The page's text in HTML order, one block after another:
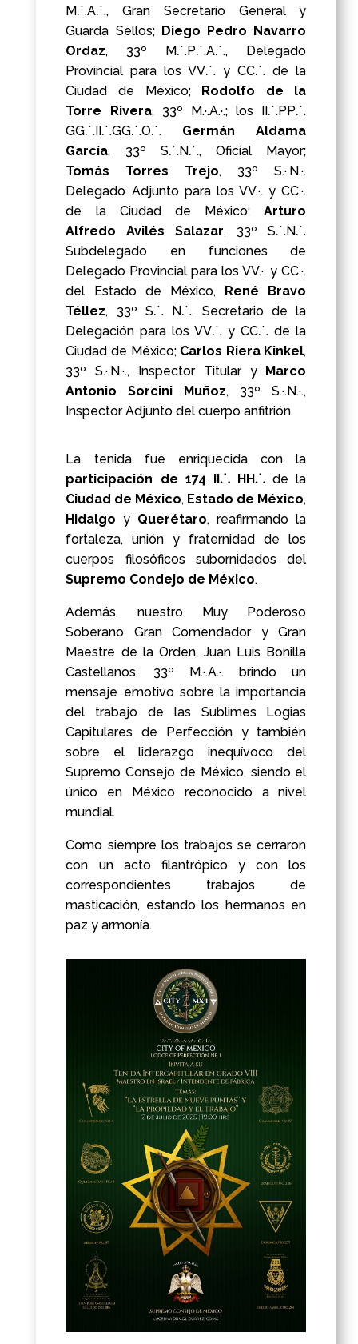
M⸫A⸫, Gran Secretario General y
Guarda Sellos; Diego Pedro Navarro
Ordaz, 33º M⸫P⸫A⸫, Delegado
Provincial para los VV⸫ y CC⸫ de la
Ciudad de México;
Rodolfo de la
Torre Rivera, 33º M.·.A.·.; los
II⸫PP⸫
GG⸫II⸫GG⸫O⸫ Germán Aldama
García, 33º S⸫N⸫, Oficial Mayor;
Tomás Torres Trejo, 33º S.·.N.·.
Delegado Adjunto para los VV.·. y CC.·.
de la Ciudad de México;Arturo
Alfredo Avilés Salazar, 33º S⸫N⸫
Subdelegado en funciones de
Delegado Provincial para los VV.·. y CC.·.
del Estado de México,
René Bravo
Téllez, 33º S⸫ N⸫, Secretario de la
Delegación para los VV⸫ y CC⸫ de la
Ciudad de México; Carlos Riera Kinkel,
33º S.·.N.·., Inspector Titular y
Marco
Antonio Sorcini Muñoz, 33º S.·.N.·.,
Inspector Adjunto del cuerpo anfitrión.
La tenida fue enriquecida con la
participación de 174 II⸫ HH⸫ de la
Ciudad de México, Estado de México,
Hidalgo y Querétaro, reafirmando la
fortaleza, unión y fraternidad de los
cuerpos filosóficos subornidados del
Supremo Condejo de México.
Además, nuestro Muy Poderoso
Soberano Gran Comendador y Gran
Maestre de la Orden, Juan Luis Bonilla
Castellanos, 33º M.·.A.·. brindo un
mensaje emotivo sobre la importancia
del trabajo de las Sublimes Logias
Capitulares de Perfección y también
sobre el liderazgo inequívoco del
Supremo Consejo de México, siendo el
único en México reconocido a nivel
mundial.
Como siempre los trabajos se cerraron
con un acto filantrópico y con los
correspondientes trabajos de
masticación, estando los hermanos en
paz y armonía.